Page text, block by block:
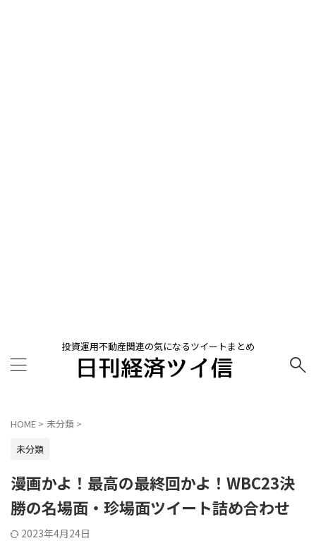
投資運用不動産関連の気になるツイートまとめ
HOME > 未分類 >
未分類
漫画かよ！最高の最終回かよ！WBC23決
勝の名場面・珍場面ツイート詰め合わせ
2023年4月24日